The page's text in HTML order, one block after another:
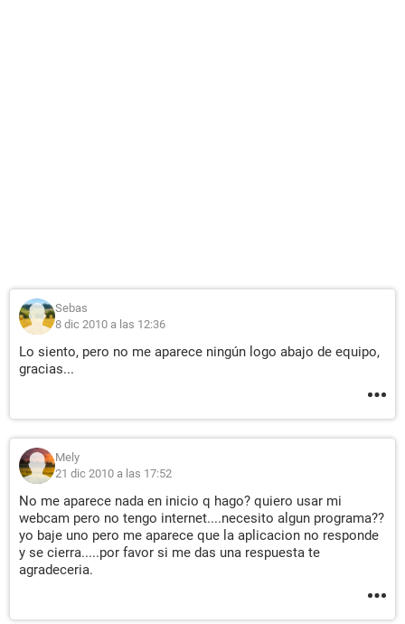
Sebas
8 dic 2010 a las 12:36
Lo siento, pero no me aparece ningún logo abajo de equipo,
gracias...
Mely
21 dic 2010 a las 17:52
No me aparece nada en inicio q hago? quiero usar mi
webcam pero no tengo internet....necesito algun programa??
yo baje uno pero me aparece que la aplicacion no responde
y se cierra.....por favor si me das una respuesta te
agradeceria.